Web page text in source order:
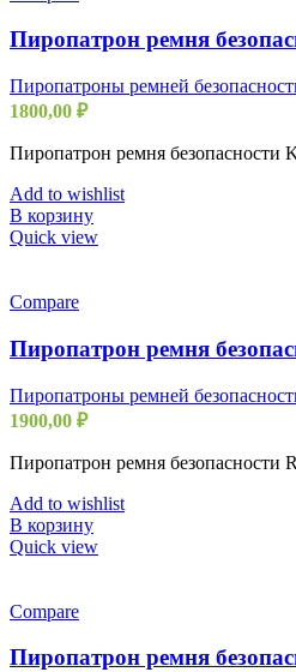
Пиропатрон ремня
Пиропатроны ремней
1800,00 ₽
Пиропатрон ремня безопасности
Add to wishlist
В корзину
Quick view
Compare
Пиропатрон ремня
Пиропатроны ремней
1900,00 ₽
Пиропатрон ремня безопасности
Add to wishlist
В корзину
Quick view
Compare
Пиропатрон ремня